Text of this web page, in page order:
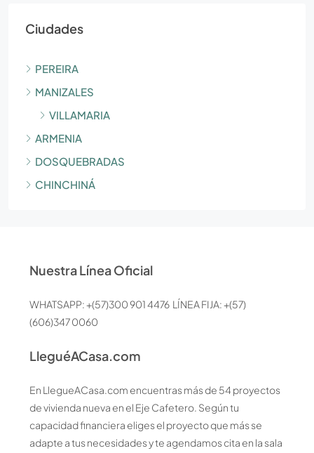
Ciudades
PEREIRA
MANIZALES
VILLAMARIA
ARMENIA
DOSQUEBRADAS
CHINCHINÁ
Nuestra Línea Oficial
WHATSAPP: +(57)300 901 4476 LÍNEA FIJA: +(57)
(606)347 0060
LleguéACasa.com
En LlegueACasa.com encuentras más de 54 proyectos
de vivienda nueva en el Eje Cafetero. Según tu
capacidad financiera eliges el proyecto que más se
adapte a tus necesidades y te agendamos cita en la sala